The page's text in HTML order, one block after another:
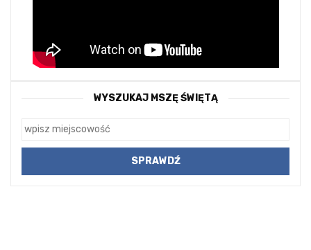
WYSZUKAJ MSZĘ ŚWIĘTĄ